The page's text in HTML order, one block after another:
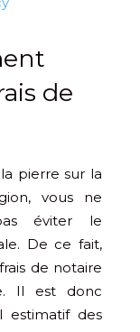
de
la pierre sur la
vous ne
éviter le
De ce fait,
de notaire
Il est donc
estimatif des